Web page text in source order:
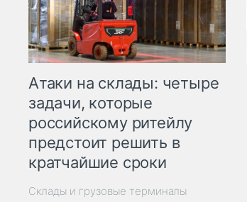
Атаки на склады: четыре
задачи, которые
российскому ритейлу
предстоит решить в
кратчайшие сроки
Склады и грузовые терминалы